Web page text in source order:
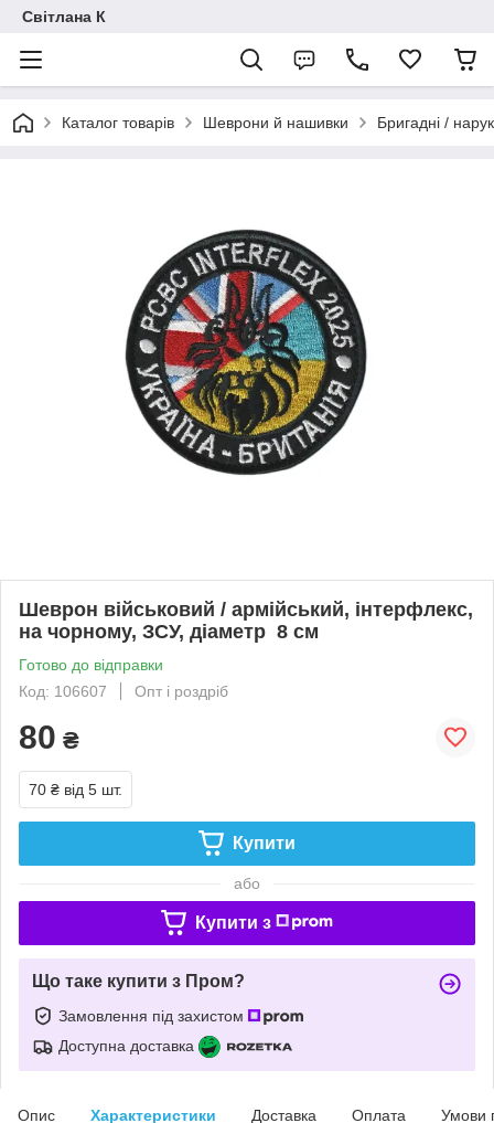
Світлана К
Каталог товарів Шеврони й нашивки Бригадні /
Шеврон військовий / армійський, інтерфлекс,
на чорному, ЗСУ, діаметр 8 см
Готово до відправки
Код: 106607
Опт і роздріб
80 ₴
70 ₴ від 5 шт.
Купити
або
Купити з
Що таке купити з Пром?
Замовлення під захистом
Доступна доставка
Опис Характеристики Доставка Оплата Умови